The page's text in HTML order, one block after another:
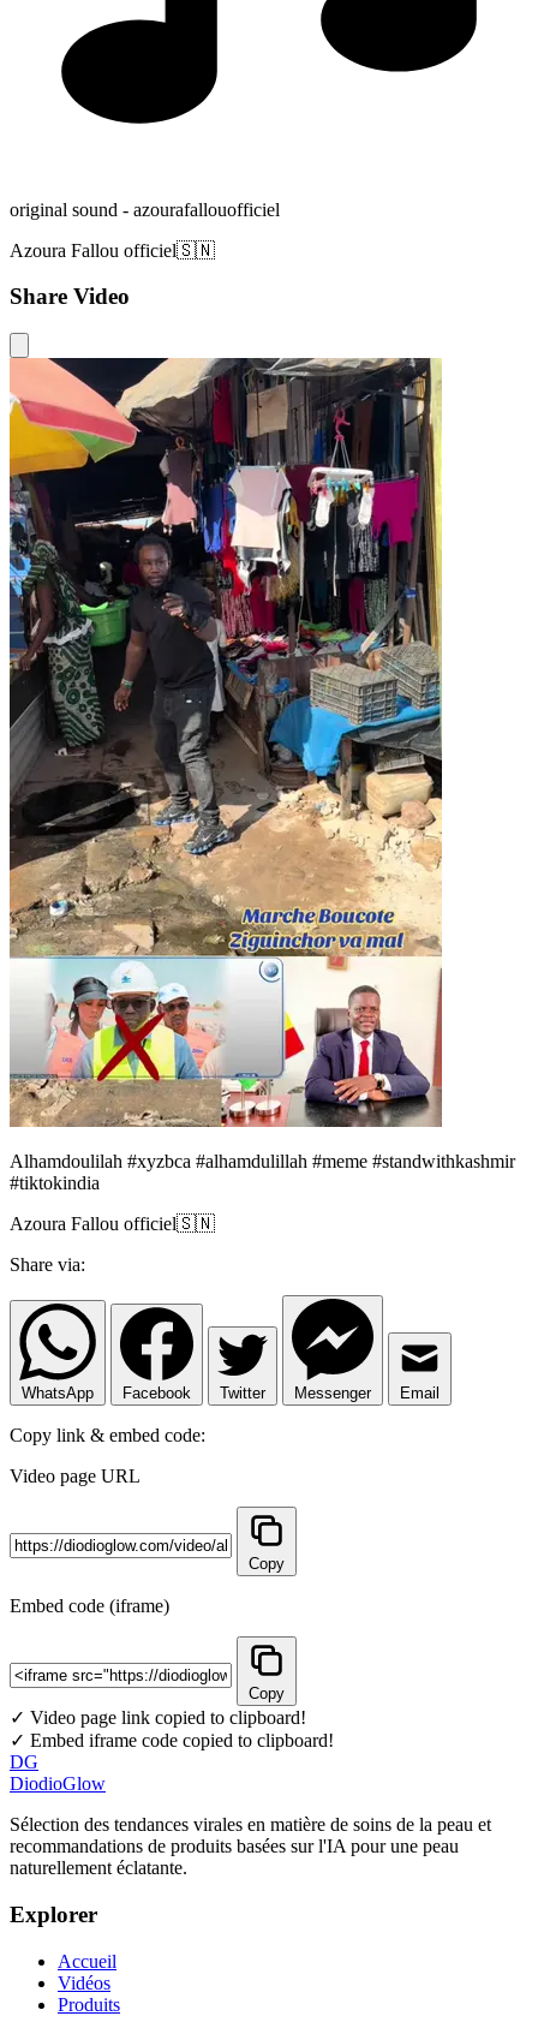
original sound - azourafallouofficiel
Azoura Fallou officiel🇸🇳
Share Video
Alhamdoulilah #xyzbca #alhamdulillah #meme #standwithkashmir
#tiktokindia
Azoura Fallou officiel🇸🇳
Share via:
WhatsApp Facebook Twitter Messenger Email
Copy link & embed code:
Video page URL
Copy
Embed code (iframe)
Copy
✓ Video page link copied to clipboard!
✓ Embed iframe code copied to clipboard!
DG
DiodioGlow
Sélection des tendances virales en matière de soins de la peau et
recommandations de produits basées sur l'IA pour une peau
naturellement éclatante.
Explorer
Accueil
Vidéos
Produits